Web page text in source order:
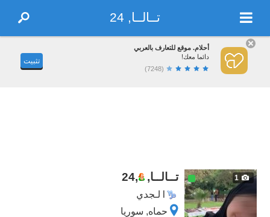
تــالــا, 24
أحلام. موقع للتعارف بالعربي
دائما معك!
(7248)
تثبيت
1 تــالــا, ,
24
الجدي
حماه, سوريا